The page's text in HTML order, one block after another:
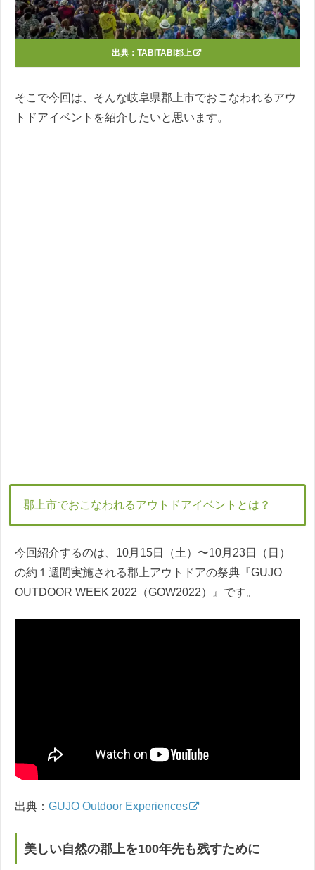
出典： TABITABI郡上
そこで今回は、そんな岐阜県郡上市でおこなわれるアウ
トドアイベントを紹介したいと思います。
郡上市でおこなわれるアウトドアイベントとは？
今回紹介するのは、10月15日（土）〜10月23日（日）
の約１週間実施される郡上アウトドアの祭典『GUJO
OUTDOOR WEEK 2022（GOW2022）』です。
出典： GUJO Outdoor Experiences
美しい自然の郡上を100年先も残すために